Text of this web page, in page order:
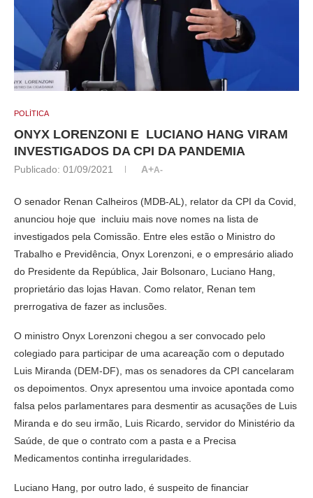
POLÍTICA
ONYX LORENZONI E LUCIANO HANG VIRAM
INVESTIGADOS DA CPI DA PANDEMIA
Publicado: 01/09/2021 A+A-
O senador Renan Calheiros (MDB-AL), relator da CPI da Covid,
anunciou hoje que incluiu mais nove nomes na lista de
investigados pela Comissão. Entre eles estão o Ministro do
Trabalho e Previdência, Onyx Lorenzoni, e o empresário aliado
do Presidente da República, Jair Bolsonaro, Luciano Hang,
proprietário das lojas Havan. Como relator, Renan tem
prerrogativa de fazer as inclusões.
O ministro Onyx Lorenzoni chegou a ser convocado pelo
colegiado para participar de uma acareação com o deputado
Luis Miranda (DEM-DF), mas os senadores da CPI cancelaram
os depoimentos. Onyx apresentou uma invoice apontada como
falsa pelos parlamentares para desmentir as acusações de Luis
Miranda e do seu irmão, Luis Ricardo, servidor do Ministério da
Saúde, de que o contrato com a pasta e a Precisa
Medicamentos continha irregularidades.
Luciano Hang, por outro lado, é suspeito de financiar